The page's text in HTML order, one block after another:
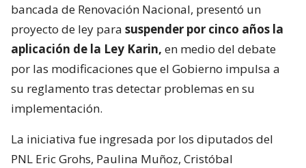
bancada de Renovación Nacional, presentó un
proyecto de ley para suspender por cinco años la
aplicación de la Ley Karin, en medio del debate
por las modificaciones que el Gobierno impulsa a
su reglamento tras detectar problemas en su
implementación.
La iniciativa fue ingresada por los diputados del
PNL Eric Grohs, Paulina Muñoz, Cristóbal